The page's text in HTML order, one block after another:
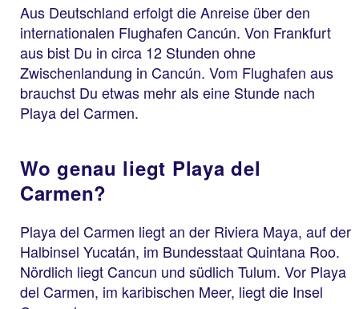
Aus Deutschland erfolgt die Anreise über den
internationalen Flughafen Cancún. Von Frankfurt
aus bist Du in circa 12 Stunden ohne
Zwischenlandung in Cancún. Vom Flughafen aus
brauchst Du etwas mehr als eine Stunde nach
Playa del Carmen.
Wo genau liegt Playa del
Carmen?
Playa del Carmen liegt an der Riviera Maya, auf der
Halbinsel Yucatán, im Bundesstaat Quintana Roo.
Nördlich liegt Cancun und südlich Tulum. Vor Playa
del Carmen, im karibischen Meer, liegt die Insel